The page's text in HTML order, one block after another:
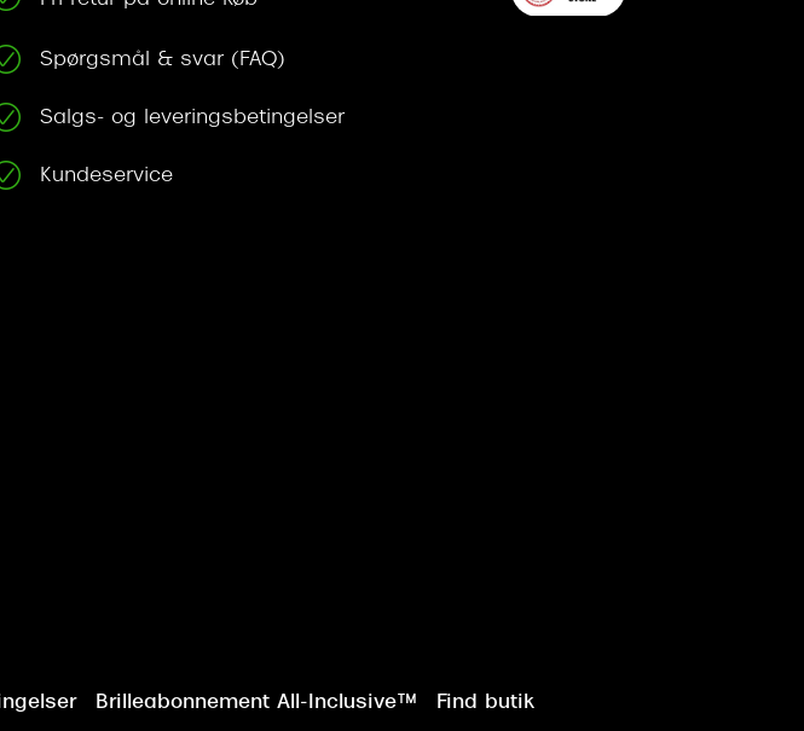
Spørgsmål & svar (FAQ)
Salgs- og leveringsbetingelser
Kundeservice
Brilleabonnement All-Inclusive™ Find butik